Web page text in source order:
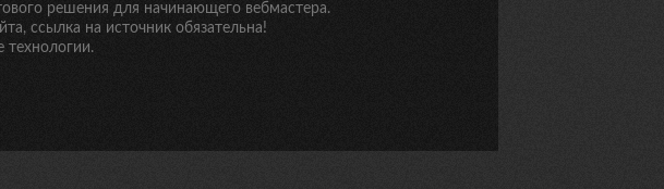
решения для начинающего вебмастера.
ссылка на источник обязательна!
технологии.